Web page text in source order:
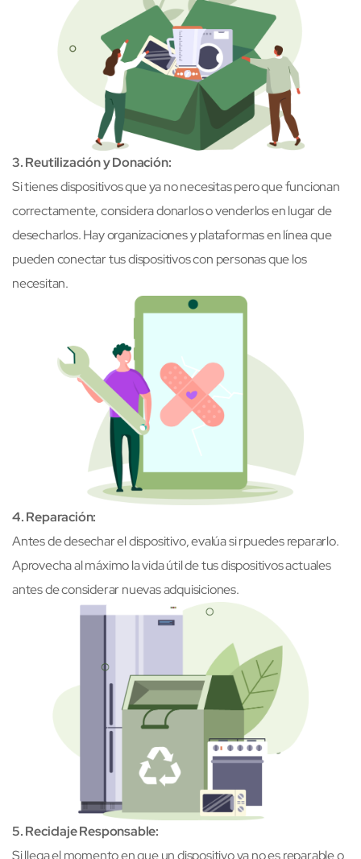
3. Reutilización y Donación:
Si tienes dispositivos que ya no necesitas pero que funcionan
correctamente, considera donarlos o venderlos en lugar de
desecharlos. Hay organizaciones y plataformas en línea que
pueden conectar tus dispositivos con personas que los
necesitan.
4. Reparación:
Antes de desechar el dispositivo, evalúa si rpuedes repararlo.
Aprovecha al máximo la vida útil de tus dispositivos actuales
antes de considerar nuevas adquisiciones.
5. Reciclaje Responsable:
Si llega el momento en que un dispositivo ya no es reparable o